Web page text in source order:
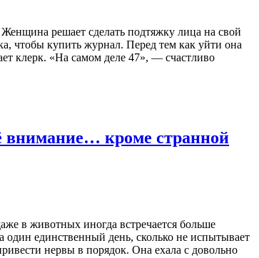
решает сделать подтяжку лица на свой
чтобы купить журнал. Перед тем как уйти она
клерк. «На самом деле 47», — счастливо
внимание… кроме странной
в животных иногда встречается больше
единственный день, сколько не испытывает
нервы в порядок. Она ехала с довольно